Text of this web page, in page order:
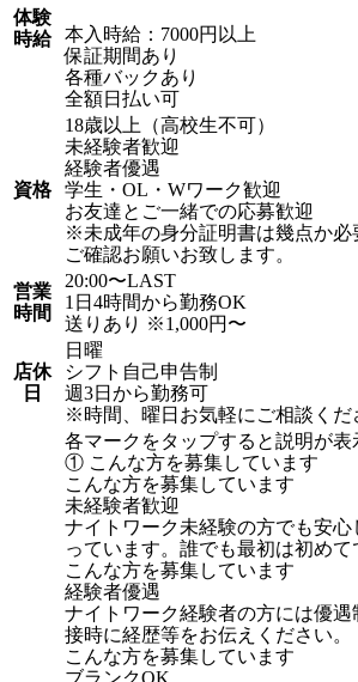
体験
時給
本入時給：7000円以上
保証期間あり
各種バックあり
全額日払い可
資格
18歳以上（高校生不可）
未経験者歓迎
経験者優遇
学生・OL・Wワーク歓迎
お友達とご一緒での応募歓迎
※未成年の身分証明書は幾点か必
ご確認お願いお致します。
営業
時間
20:00〜LAST
1日4時間から勤務OK
送りあり ※1,000円〜
店休
日
日曜
シフト自己申告制
週3日から勤務可
※時間、曜日お気軽にご相談く
各マークをタップすると説明が表
① こんな方を募集しています
こんな方を募集しています
未経験者歓迎
ナイトワーク未経験の方でも安
っています。誰でも最初は初めて
こんな方を募集しています
経験者優遇
ナイトワーク経験者の方には優
接時に経歴等をお伝えください。
こんな方を募集しています
ブランクOK